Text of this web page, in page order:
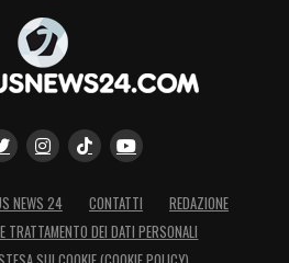
esterno a tutta fascia
il ruolo. Lui si applica. Dal
Questo ragazzo ha
lasciate stare la
spaesato e impreciso
NEWS 24 CONTATTI
REDAZIONE
TRATTAMENTO DEI DATI PERSONALI